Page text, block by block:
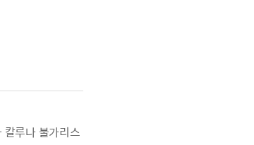
루나 불가리스